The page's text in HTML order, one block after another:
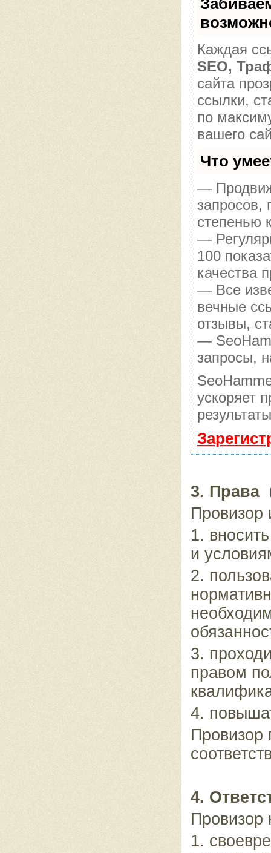
Каждая
SEO,
сайта
ссылки,
по
вашего
Что
—
запросов,
степенью
—
100
качества
— Все
вечные
отзывы,
—
запросы,
ускоряет
3. Права
Провизор
1.
и
2.
3.
правом
4.
Провизор
4.
Провизор
1.